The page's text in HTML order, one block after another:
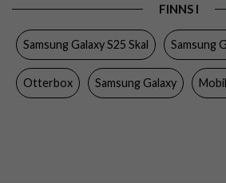
MagSafe-
Färg
Material
Varumärke
FINNS I
Samsung Galaxy S25 Skal Samsung
Otterbox Samsung Galaxy